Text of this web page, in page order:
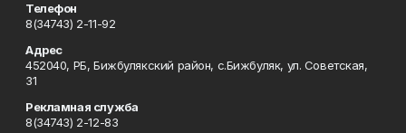
Телефон
8(34743) 2-11-92
Адрес
452040, РБ, Бижбулякский район, с.Бижбуляк, ул. Советская,
31
Рекламная служба
8(34743) 2-12-83